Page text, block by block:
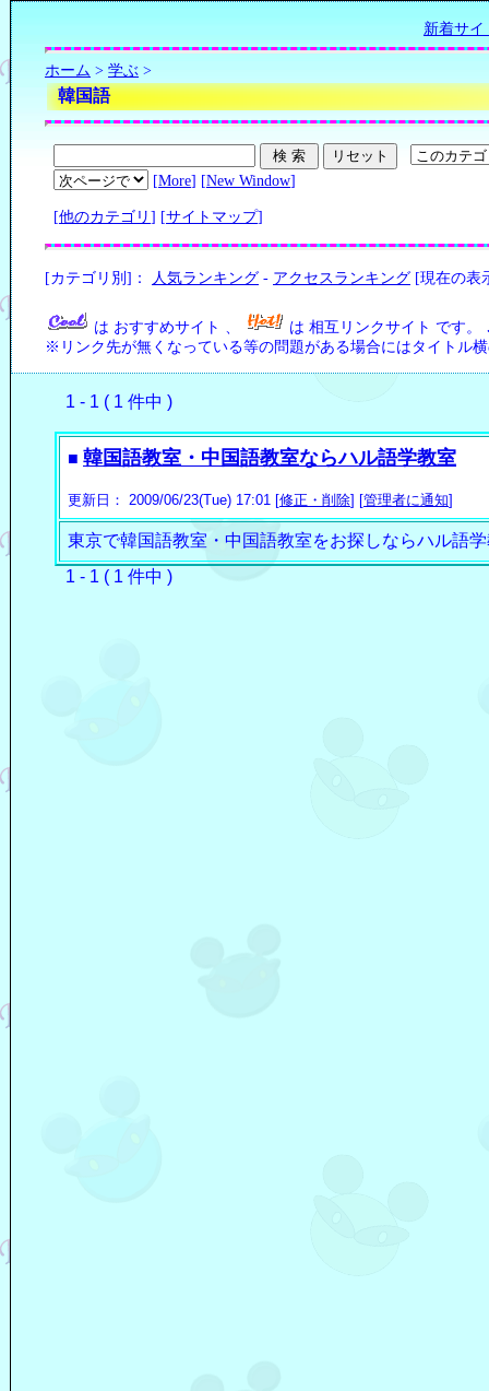
新着サイ
ホーム > 学ぶ >
韓国語
[More] [New Window]
[他のカテゴリ ] [サイトマップ]
[カテゴリ別]： 人気ランキング - アクセスランキング [現在の表
は おすすめサイト 、 は 相互リンクサイト です。
※リンク先が無くなっている等の問題がある場合にはタイトル
1 - 1 ( 1 件中 )
■ 韓国語教室・中国語教室ならハル語学教室
更新日： 2009/06/23(Tue) 17:01 [修正・削除] [管理者に通知]
東京で韓国語教室・中国語教室をお探しならハル語
1 - 1 ( 1 件中 )